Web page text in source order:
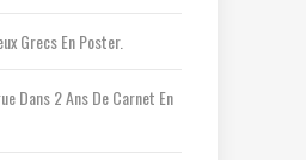
Grecs En Poster.
Dans2 Ans De Carnet En